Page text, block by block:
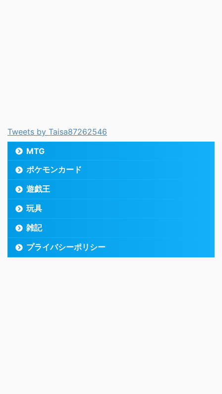
Tweets by Taisa87262546
MTG
ポケモンカード
遊戯王
玩具
雑記
プライバシーポリシー